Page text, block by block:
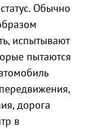
Обычно
испытывают
пытаются
дорога
в